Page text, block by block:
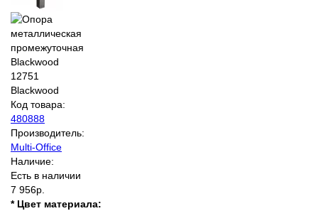
Код товара:
480888
Производитель:
Multi-Office
Наличие:
Есть в наличии
7 956р.
* Цвет материала: